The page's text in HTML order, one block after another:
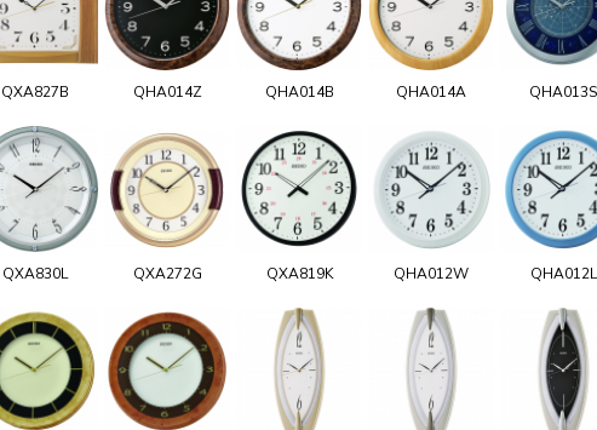
QXA827B QHA014Z QHA014B QHA014A QHA013S
QXA830L QXA272G QXA819K QHA012W QHA012L